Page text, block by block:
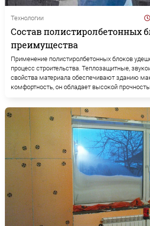
Технологии
Состав полистиролбетонных
преимущества
Применение полистиролбетонных блоков
процесс строительства. Теплозащитные,
свойства материала обеспечивают зданию
комфортность, он обладает высокой